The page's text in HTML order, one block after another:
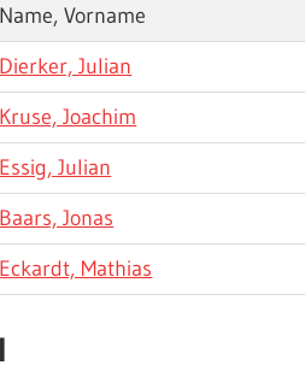
Name, Vorname
Dierker, Julian
Kruse, Joachim
Essig, Julian
Baars, Jonas
Eckardt, Mathias